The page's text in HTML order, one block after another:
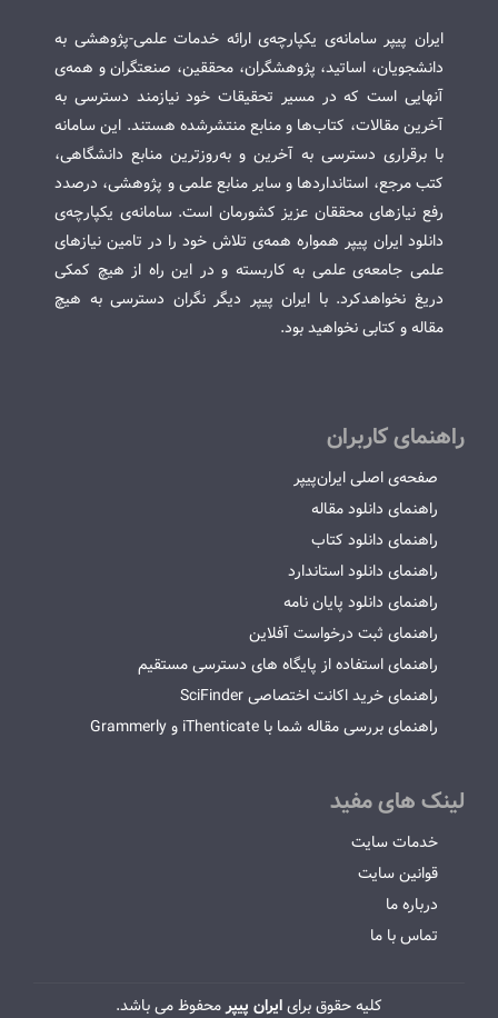
ایران پیپر سامانه‌ی یکپارچه‌ی ارائه خدمات علمی-پژوهشی به
دانشجویان، اساتید، پژوهشگران، محققین، صنعتگران و همه‌ی
آنهایی است که در مسیر تحقیقات خود نیازمند دسترسی به
آخرین مقالات، کتاب‌ها و منابع منتشرشده هستند. این سامانه
با برقراری دسترسی به آخرین و به‌روزترین منابع دانشگاهی،
کتب مرجع، استانداردها و سایر منابع علمی و پژوهشی، درصدد
رفع نیازهای محققان عزیز کشورمان است. سامانه‌ی یکپارچه‌ی
دانلود ایران پیپر همواره همه‌ی تلاش خود را در تامین نیازهای
علمی جامعه‌ی علمی به کاربسته و در این راه از هیچ کمکی
دریغ نخواهدکرد. با ایران پیپر دیگر نگران دسترسی به هیچ
مقاله و کتابی نخواهید بود.
راهنمای کاربران
صفحه‌ی اصلی ایران‌پیپر
راهنمای دانلود مقاله
راهنمای دانلود کتاب
راهنمای دانلود استاندارد
راهنمای دانلود پایان نامه
راهنمای ثبت درخواست آفلاین
راهنمای استفاده از پایگاه های دسترسی مستقیم
راهنمای خرید اکانت اختصاصی SciFinder
راهنمای بررسی مقاله شما با iThenticate و Grammerly
لینک های مفید
خدمات سایت
قوانین سایت
درباره ما
تماس با ما
کلیه حقوق برایایران پیپرمحفوظ می باشد.